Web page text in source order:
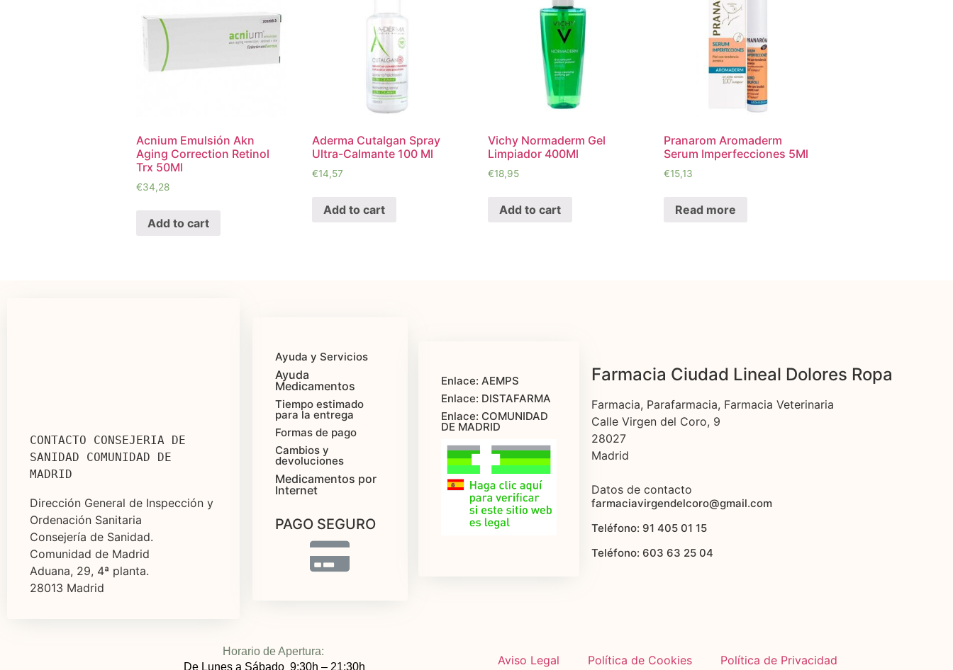
Acnium Emulsión Akn
Aging Correction Retinol
Trx 50Ml
€34,28
Add to cart
Aderma Cutalgan Spray
Ultra-Calmante 100 Ml
€14,57
Add to cart
Vichy Normaderm Gel
Limpiador 400Ml
€18,95
Add to cart
Pranarom Aromaderm
Serum Imperfecciones 5Ml
€15,13
Read more
CONTACTO CONSEJERIA DE
SANIDAD COMUNIDAD DE
MADRID
Dirección General de Inspección y
Ordenación Sanitaria
Consejería de Sanidad.
Comunidad de Madrid
Aduana, 29, 4ª planta.
28013 Madrid
Ayuda y Servicios
Ayuda
Medicamentos
Tiempo estimado
para la entrega
Formas de pago
Cambios y
devoluciones
Medicamentos por
Internet
PAGO SEGURO
Enlace: AEMPS
Enlace: DISTAFARMA
Enlace: COMUNIDAD
DE MADRID
Farmacia Ciudad Lineal Dolores Ropa
Farmacia, Parafarmacia, Farmacia Veterinaria
Calle Virgen del Coro, 9
28027
Madrid
Datos de contacto
farmaciavirgendelcoro@gmail.com
Teléfono: 91 405 01 15
Teléfono: 603 63 25 04
Horario de Apertura:
De Lunes a Sábado 9:30h – 21:30h
Aviso Legal Política de Cookies Política de Privacidad